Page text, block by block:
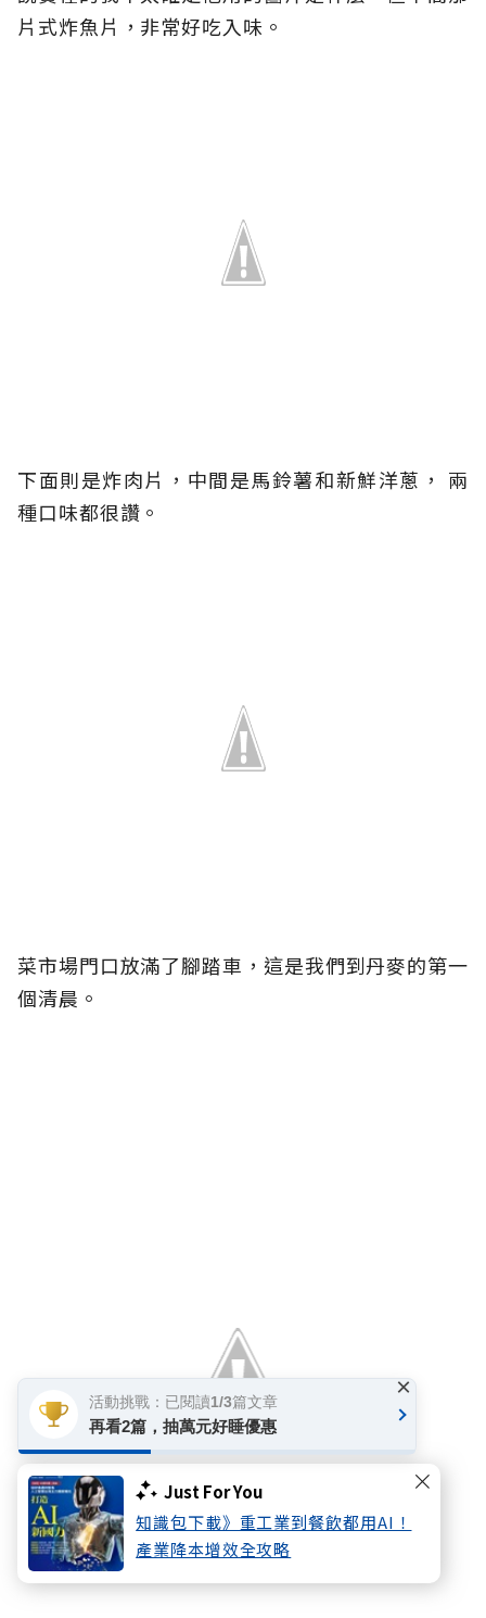
Just For You
知識包下載》重工業到餐飲都用AI！
產業降本增效全攻略
片式炸魚片，非常好吃入味。
下面則是炸肉片，中間是馬鈴薯和新鮮洋蔥， 兩
種口味都很讚。
菜市場門口放滿了腳踏車，這是我們到丹麥的第一
個清晨。
活動挑戰：已閱讀1/3篇文章
再看2篇，抽萬元好睡優惠
×